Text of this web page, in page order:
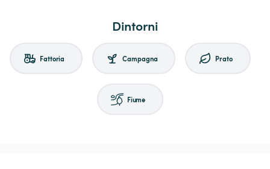
Dintorni
Fattoria Campagna Prato
Fiume